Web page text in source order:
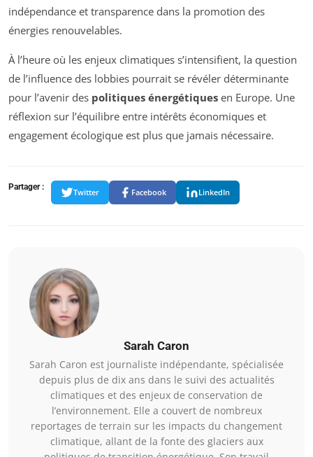
indépendance et transparence dans la promotion des
énergies renouvelables.
À l’heure où les enjeux climatiques s’intensifient, la question
de l’influence des lobbies pourrait se révéler déterminante
pour l’avenir des politiques énergétiques en Europe. Une
réflexion sur l’équilibre entre intérêts économiques et
engagement écologique est plus que jamais nécessaire.
Partager :
Twitter Facebook LinkedIn
Sarah Caron
Sarah Caron est journaliste indépendante, spécialisée
depuis plus de dix ans dans le suivi des actualités
climatiques et des enjeux de conservation de
l’environnement. Elle a couvert de nombreux
reportages de terrain sur les impacts du changement
climatique, allant de la fonte des glaciers aux